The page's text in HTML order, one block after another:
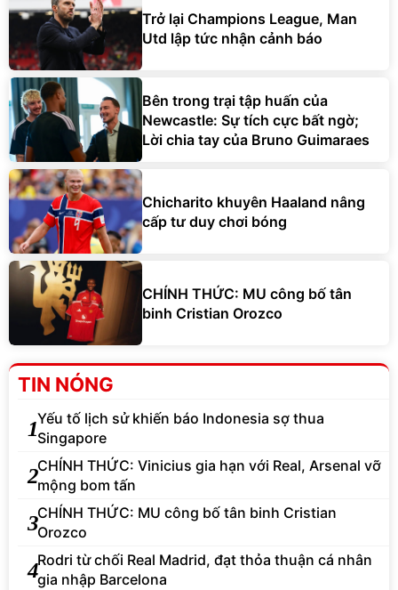
Trở lại Champions League, Man
Utd lập tức nhận cảnh báo
Bên trong trại tập huấn của
Newcastle: Sự tích cực bất ngờ;
Lời chia tay của Bruno Guimaraes
Chicharito khuyên Haaland nâng
cấp tư duy chơi bóng
CHÍNH THỨC: MU công bố tân
binh Cristian Orozco
TIN NÓNG
1Yếu tố lịch sử khiến báo Indonesia sợ thua
Singapore
2CHÍNH THỨC: Vinicius gia hạn với Real, Arsenal vỡ
mộng bom tấn
3CHÍNH THỨC: MU công bố tân binh Cristian
Orozco
4Rodri từ chối Real Madrid, đạt thỏa thuận cá nhân
gia nhập Barcelona